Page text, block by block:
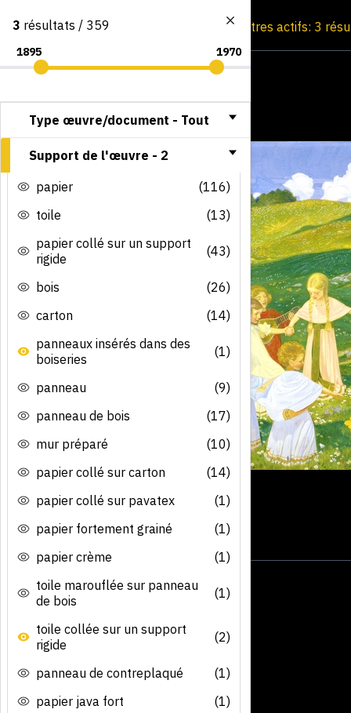
Consultation par image Filtres actifs: 3
3 résultats / 359
Type œuvre/document - Tout
Support de l'œuvre - 2
papier
(116)
toile
(13)
papier collé sur un support
rigide
(43)
bois
(26)
carton
(14)
panneaux insérés dans des
boiseries
(1)
panneau
(9)
panneau de bois
(17)
mur préparé
(10)
papier collé sur carton
(14)
papier collé sur pavatex
(1)
papier fortement grainé
(1)
papier crème
(1)
toile marouflée sur panneau
de bois
(1)
toile collée sur un support
rigide
(2)
panneau de contreplaqué
(1)
papier java fort
(1)